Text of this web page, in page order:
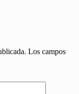
Los campos